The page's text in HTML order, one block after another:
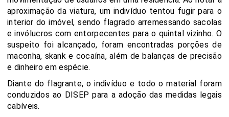
aproximação da viatura, um indivíduo tentou fugir para o
interior do imóvel, sendo flagrado arremessando sacolas
e invólucros com entorpecentes para o quintal vizinho. O
suspeito foi alcançado, foram encontradas porções de
maconha, skank e cocaína, além de balanças de precisão
e dinheiro em espécie.
Diante do flagrante, o indivíduo e todo o material foram
conduzidos ao DISEP para a adoção das medidas legais
cabíveis.